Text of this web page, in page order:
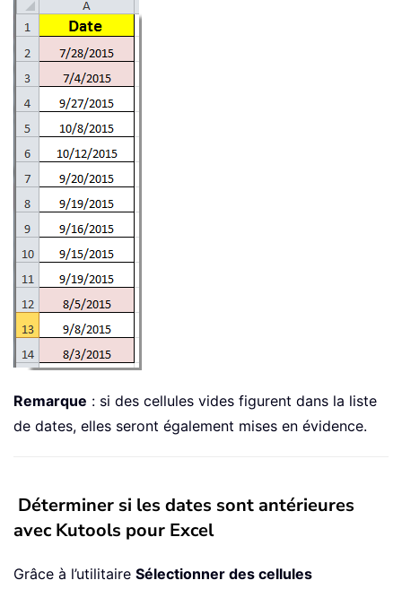
Remarque : si des cellules vides figurent dans la liste
de dates, elles seront également mises en évidence.
Déterminer si les dates sont antérieures
avec Kutools pour Excel
Grâce à l’utilitaire Sélectionner des cellules